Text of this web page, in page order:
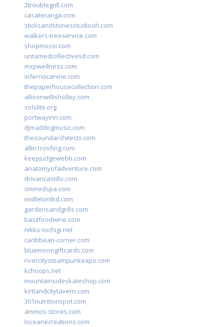
2troublegrill.com
casateranga.com
sticksandstonesstudiooh.com
walkers-treeservice.com
shopmossi.com
untamedcollectivesd.com
mxpwellness.com
infernocanine.com
thepaperhousecollection.com
allisonwillisholley.com
solslite.org
portwayinn.com
djmaddogmusic.com
thesoundarchitects.com
allin1roofing.com
keepjudgewebb.com
anatomyofadventure.com
drivancastillo.com
cmmedspa.com
midletontkd.com
gardensandgrills.com
basilfoodwine.com
nikko-tochigi.net
caribbean-corner.com
bluemoongiftcards.com
rivercitysteampunkexpo.com
kchoops.net
mountainsideskateshop.com
kirtlandcitytavern.com
301nutritionspot.com
ammos-stores.com
loceanecreations.com